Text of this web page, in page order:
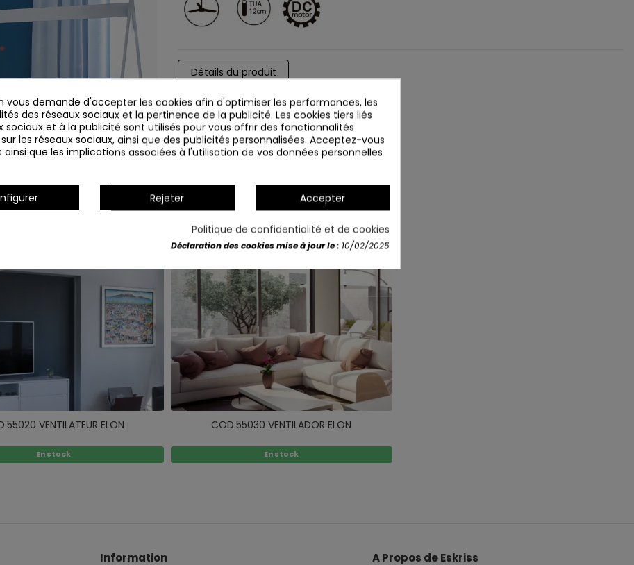
Détails du produit
VENTILATEUR ELON
En stock
COD.55030 VENTILADOR ELON
En stock
Information A Propos de Eskriss
vous demande d'accepter les cookies afin d'optimiser les performances, les
des réseaux sociaux et la pertinence de la publicité. Les cookies tiers liés
sociaux et à la publicité sont utilisés pour vous offrir des fonctionnalités
les réseaux sociaux, ainsi que des publicités personnalisées. Acceptez-vous
ainsi que les implications associées à l'utilisation de vos données personnelles
Rejeter Accepter
Politique de confidentialité et de cookies
Déclaration des cookies mise à jour le : 10/02/2025